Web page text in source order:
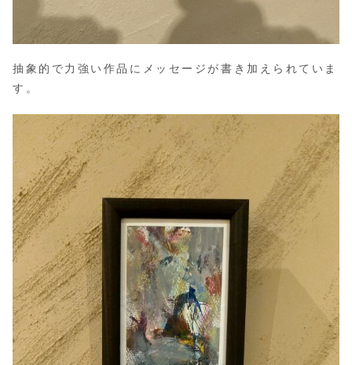
抽象的で力強い作品にメッセージが書き加えられていま
す。